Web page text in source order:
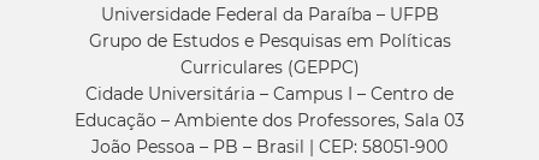
Universidade Federal da Paraíba – UFPB
Grupo de Estudos e Pesquisas em Políticas
Curriculares (GEPPC)
Cidade Universitária – Campus I – Centro de
Educação – Ambiente dos Professores, Sala 03
João Pessoa – PB – Brasil | CEP: 58051-900